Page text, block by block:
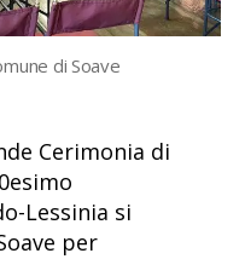
di Soave
Cerimonia di
Lessinia si
per